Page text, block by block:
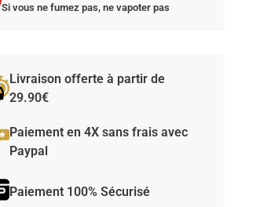
Si vous ne fumez pas, ne vapoter pas
Livraison offerte à partir de
29.90€
Paiement en 4X sans frais avec
Paypal
Paiement 100% Sécurisé